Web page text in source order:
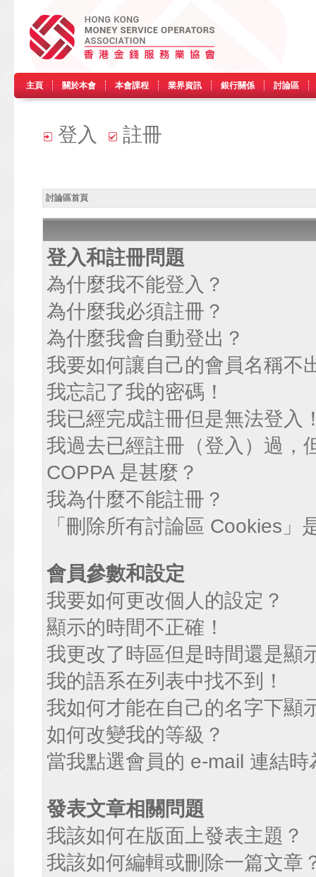
主頁 關於本會 本會課程 業界資訊 銀行關係 討論區
登入 註冊
討論區首頁
登入和註冊問題
為什麼我不能登入？
為什麼我必須註冊？
為什麼我會自動登出？
我要如何讓自己的會員名稱不
我忘記了我的密碼！
我已經完成註冊但是無法登入
我過去已經註冊（登入）過，
COPPA 是甚麼？
我為什麼不能註冊？
「刪除所有討論區 Cookies」
會員參數和設定
我要如何更改個人的設定？
顯示的時間不正確！
我更改了時區但是時間還是顯
我的語系在列表中找不到！
我如何才能在自己的名字下顯
如何改變我的等級？
當我點選會員的 e-mail 連結
發表文章相關問題
我該如何在版面上發表主題？
我該如何編輯或刪除一篇文章